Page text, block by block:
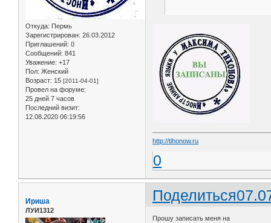
Откуда: Пермь
Зарегистрирован: 26.03.2012
Приглашений: 0
Сообщений: 841
Уважение: +17
Пол: Женский
Возраст: 15 [2011-04-01]
Провел на форуме:
25 дней 7 часов
Последний визит:
12.08.2020 06:19:56
http://tihonow.ru
0
Поделиться
Ириша
ЛУИ1312
Прошу записать меня на